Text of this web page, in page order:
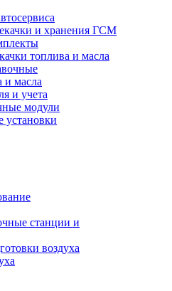
и хранения ГСМ
топлива и масла
и масла
и учета
модули
установки
станции и
воздуха